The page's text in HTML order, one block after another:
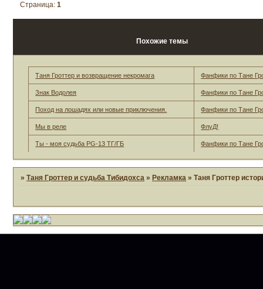
Страница:1
Похожие темы
Таня Гроттер и возвращение некромага Фанфики по Тане
Знак Водолея Фанфики по Тане
Поход на лошадях или новые приключения. Фанфики по Тане
Мы в реле ФлуД!
Ты - моя судьба PG-13 ТГ/ГБ Фанфики по Тане
»Таня Гроттер и судьба Тибидохса »Рекламка »Таня Гроттер